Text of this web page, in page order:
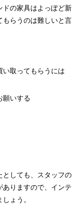
ドの家具はよっぽど新
もらうのは難しいと言
い取ってもらうには
願いする
としても、スタッフの
りますので、インテ
ょう。